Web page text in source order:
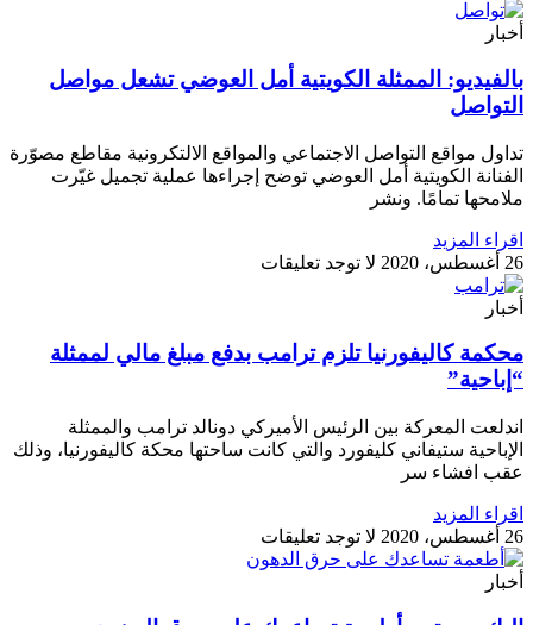
أخبار
بالفيديو: الممثلة الكويتية أمل العوضي تشعل مواصل
التواصل
تداول مواقع التواصل الاجتماعي والمواقع الالتكرونية مقاطع مصوّرة
الفنانة الكويتية أمل العوضي توضح إجراءها عملية تجميل غيّرت
ملامحها تمامًا. ونشر
اقراء المزيد
26 أغسطس، 2020
لا توجد تعليقات
أخبار
محكمة كاليفورنيا تلزم ترامب بدفع مبلغ مالي لممثلة
“إباحية”
اندلعت المعركة بين الرئيس الأميركي دونالد ترامب والممثلة
الإباحية ستيفاني كليفورد والتي كانت ساحتها محكة كاليفورنيا، وذلك
عقب افشاء سر
اقراء المزيد
26 أغسطس، 2020
لا توجد تعليقات
أخبار